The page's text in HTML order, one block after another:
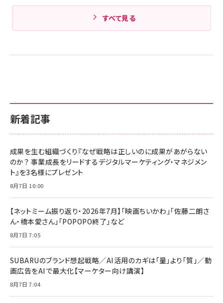
新着記事
成果を生む組織づくり『なぜ戦略は正しいのに成果があがらない
のか？ 事業成長をリードするデジタルマーケティング・マネジメン
ト』を3名様にプレゼント
8月7日 10:00
【ネットミーム振り返り・2026年7月】「映画ちいかわ」「佐藤二朗さ
ん・橋本愛さん」「POPOPO終了」など
8月7日 7:05
SUBARUのブランド想起戦略／AI活用のカギは「量」より「質」／動
画広告をAIで最大化【マーケター向け講演】
8月7日 7:04
すべて見る